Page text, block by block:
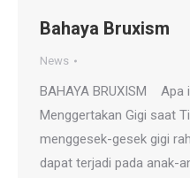
Bahaya Bruxism
News
BAHAYA BRUXISM Apa
Menggertakan Gigi saat
menggesek-gesek gigi
dapat terjadi pada anak-